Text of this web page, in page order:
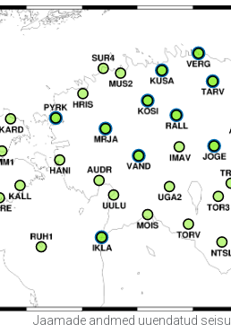
Jaamade andmed uuendatud